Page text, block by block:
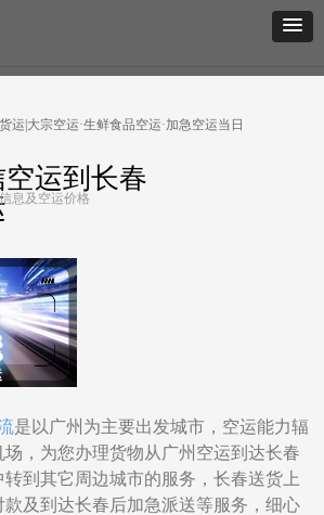
是以广州为主要出发城市，空运能力辐
，为您办理货物从广州空运到达长春
到其它周边城市的服务，长春送货上
及到达长春后加急派送等服务，细心
运到长春
运|大宗空运·生鲜食品空运·加急空运当日
息及空运价格